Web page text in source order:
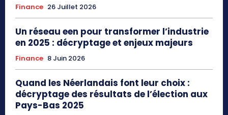
Finance 26 Juillet 2026
Un réseau een pour transformer l’industrie
en 2025 : décryptage et enjeux majeurs
Finance 8 Juin 2026
Quand les Néerlandais font leur choix :
décryptage des résultats de l’élection aux
Pays-Bas 2025